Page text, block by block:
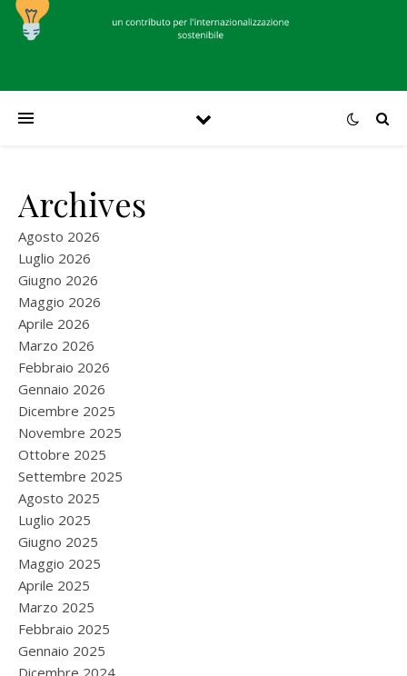
Archives
Agosto 2026
Luglio 2026
Giugno 2026
Maggio 2026
Aprile 2026
Marzo 2026
Febbraio 2026
Gennaio 2026
Dicembre 2025
Novembre 2025
Ottobre 2025
Settembre 2025
Agosto 2025
Luglio 2025
Giugno 2025
Maggio 2025
Aprile 2025
Marzo 2025
Febbraio 2025
Gennaio 2025
Dicembre 2024